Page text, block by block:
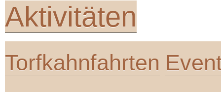
Aktivitäten
Torfkahnfahrten